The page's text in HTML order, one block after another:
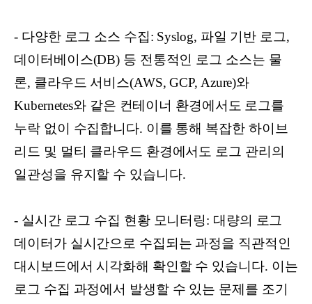
- 다양한 로그 소스 수집: Syslog, 파일 기반 로그,
데이터베이스(DB) 등 전통적인 로그 소스는 물
론, 클라우드 서비스(AWS, GCP, Azure)와
Kubernetes와 같은 컨테이너 환경에서도 로그를
누락 없이 수집합니다. 이를 통해 복잡한 하이브
리드 및 멀티 클라우드 환경에서도 로그 관리의
일관성을 유지할 수 있습니다.
- 실시간 로그 수집 현황 모니터링: 대량의 로그
데이터가 실시간으로 수집되는 과정을 직관적인
대시보드에서 시각화해 확인할 수 있습니다. 이는
로그 수집 과정에서 발생할 수 있는 문제를 조기